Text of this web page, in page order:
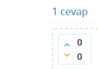
1 cevap
0
0